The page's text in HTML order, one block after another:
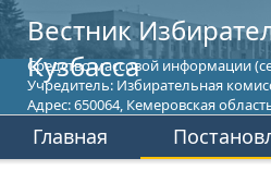
Вестник
Кузбасса
Средство массовой информации
Учредитель: Избирательная
Адрес: 650064, Кемеровская
Главная